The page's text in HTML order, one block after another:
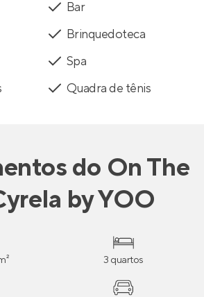
Bar
Brinquedoteca
Spa
Quadra de tênis
do On The
by YOO
3 quartos